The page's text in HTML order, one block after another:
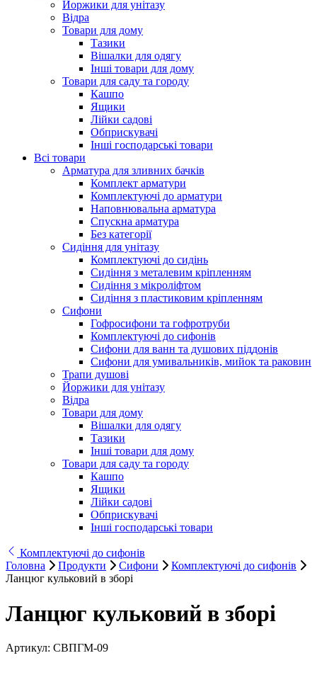
Йоржики для унітазу
Відра
Товари для дому
Тазики
Вішалки для одягу
Інші товари для дому
Товари для саду та городу
Кашпо
Ящики
Лійки садові
Обприскувачі
Інші господарські товари
Всі товари
Арматура для зливних бачків
Комплект арматури
Комплектуючі до арматури
Наповнювальна арматура
Спускна арматура
Без категорії
Сидіння для унітазу
Комплектуючі до сидінь
Сидіння з металевим кріпленням
Сидіння з мікроліфтом
Сидіння з пластиковим кріпленням
Сифони
Гофросифони та гофротруби
Комплектуючі до сифонів
Сифони для ванн та душових піддонів
Сифони для умивальників, мийок та раковин
Трапи душові
Йоржики для унітазу
Відра
Товари для дому
Вішалки для одягу
Тазики
Інші товари для дому
Товари для саду та городу
Кашпо
Ящики
Лійки садові
Обприскувачі
Інші господарські товари
Комплектуючі до сифонів
Головна
Продукти Сифони
Комплектуючі до сифонів
Ланцюг кульковий в зборі
Ланцюг кульковий в зборі
Артикул: СВПГМ-09